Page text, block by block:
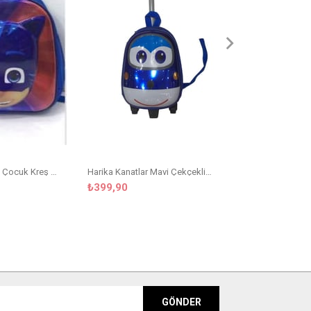
Pijamaskeli Kedi Çocuk Kreş Çanta Harika Kanatlar Mavi Çekçekli Kreş Çanta
₺399,90
GÖNDER